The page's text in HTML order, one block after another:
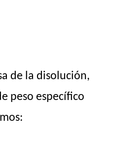
de la disolución,
peso específico